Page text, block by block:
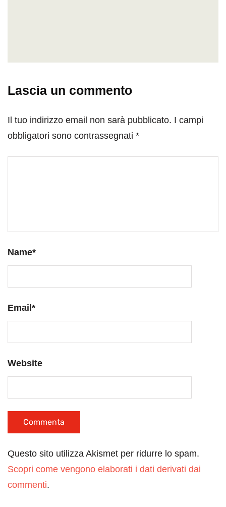
Lascia un commento
Il tuo indirizzo email non sarà pubblicato. I campi
obbligatori sono contrassegnati *
Name*
Email *
Website
Questo sito utilizza Akismet per ridurre lo spam.
Scopri come vengono elaborati i dati derivati dai
commenti.